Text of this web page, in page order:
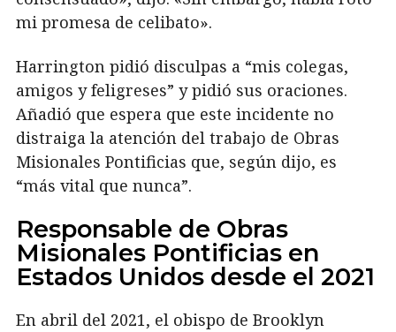
mi promesa de celibato».
Harrington pidió disculpas a “mis colegas,
amigos y feligreses” y pidió sus oraciones.
Añadió que espera que este incidente no
distraiga la atención del trabajo de Obras
Misionales Pontificias que, según dijo, es
“más vital que nunca”.
Responsable de Obras
Misionales Pontificias en
Estados Unidos desde el 2021
En abril del 2021, el obispo de Brooklyn